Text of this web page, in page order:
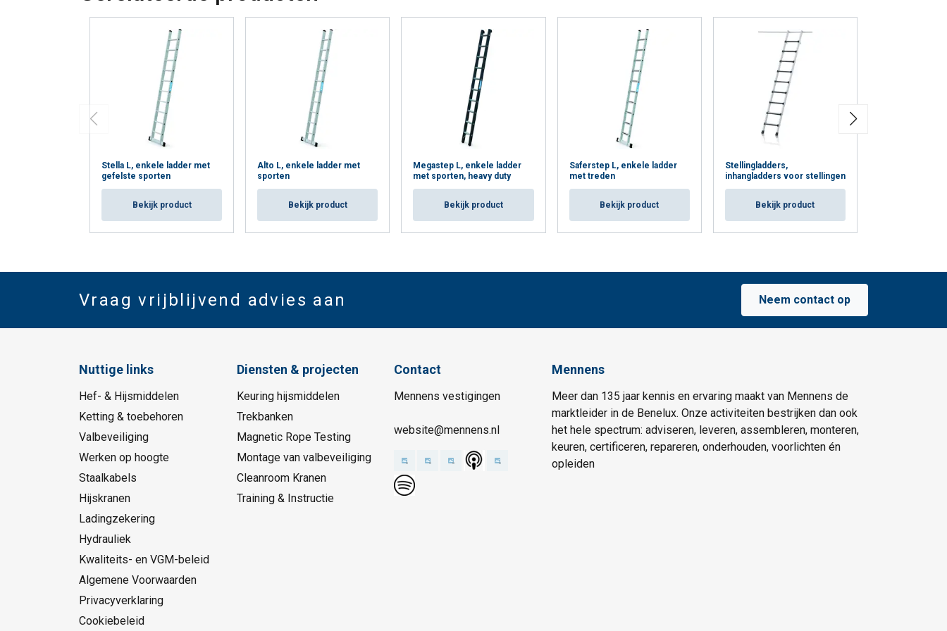
Stella L, enkele ladder met
gefelste sporten
Bekijk product
Alto L, enkele ladder met
sporten
Bekijk product
Megastep L, enkele ladder
met sporten, heavy duty
Bekijk product
Saferstep L, enkele ladder
met treden
Bekijk product
Stellingladders,
inhangladders voor stellingen
Bekijk product
Vraag vrijblijvend advies aan Neem contact op
Nuttige links
Hef- & Hijsmiddelen
Ketting & toebehoren
Valbeveiliging
Werken op hoogte
Staalkabels
Hijskranen
Ladingzekering
Hydrauliek
Kwaliteits- en VGM-beleid
Algemene Voorwaarden
Privacyverklaring
Cookiebeleid
Diensten & projecten
Keuring hijsmiddelen
Trekbanken
Magnetic Rope Testing
Montage van valbeveiliging
Cleanroom Kranen
Training & Instructie
Contact
Mennens vestigingen
website@mennens.nl
Mennens
Meer dan 135 jaar kennis en ervaring maakt van Mennens de
marktleider in de Benelux. Onze activiteiten bestrijken dan ook
het hele spectrum: adviseren, leveren, assembleren, monteren,
keuren, certificeren, repareren, onderhouden, voorlichten én
opleiden